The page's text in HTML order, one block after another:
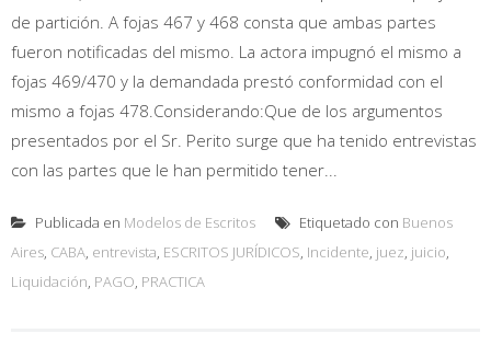
de partición. A fojas 467 y 468 consta que ambas partes
fueron notificadas del mismo. La actora impugnó el mismo a
fojas 469/470 y la demandada prestó conformidad con el
mismo a fojas 478.Considerando:Que de los argumentos
presentados por el Sr. Perito surge que ha tenido entrevistas
con las partes que le han permitido tener...
Publicada en Modelos de Escritos Etiquetado con Buenos
Aires, CABA, entrevista, ESCRITOS JURÍDICOS, Incidente, juez, juicio,
Liquidación, PAGO, PRACTICA